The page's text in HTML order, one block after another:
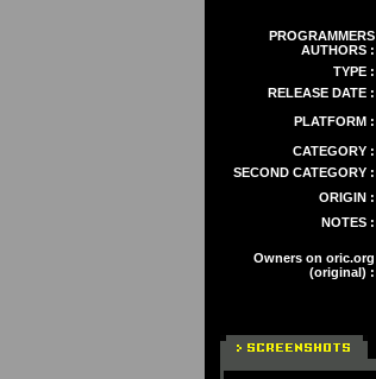
PROGRAMMERS
AUTHORS :
TYPE :
RELEASE DATE :
PLATFORM :
CATEGORY :
SECOND CATEGORY :
ORIGIN :
NOTES :
Owners on oric.org
(original) :